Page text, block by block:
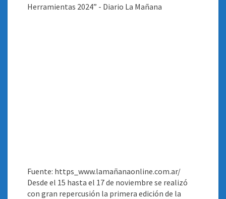
Fuente: https_www.lamañanaonline.com.ar/
Desde el 15 hasta el 17 de noviembre se realizó
con gran repercusión la primera edición de la